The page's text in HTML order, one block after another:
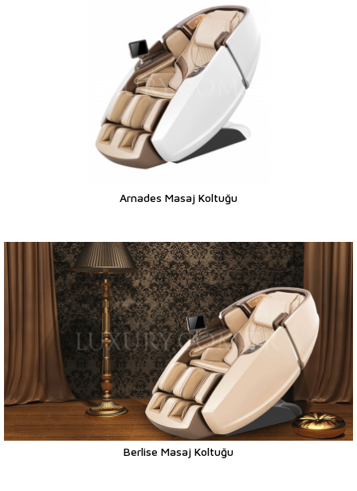
Arnades Masaj Koltuğu
Berlise Masaj Koltuğu